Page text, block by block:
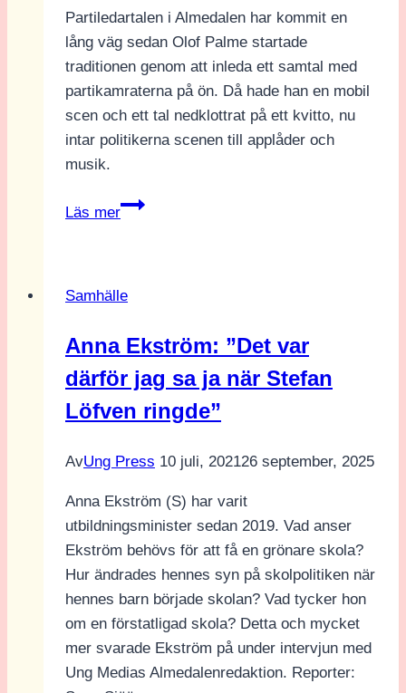
Partiledartalen i Almedalen har kommit en
lång väg sedan Olof Palme startade
traditionen genom att inleda ett samtal med
partikamraterna på ön. Då hade han en mobil
scen och ett tal nedklottrat på ett kvitto, nu
intar politikerna scenen till applåder och
musik.
Läs mer
Rankning
partiledarnas
på
låtar
Almedalen
Samhälle
Anna Ekström: ”Det var
därför jag sa ja när Stefan
Löfven ringde”
AvUng Press 10 juli, 202126 september, 2025
Anna Ekström (S) har varit
utbildningsminister sedan 2019. Vad anser
Ekström behövs för att få en grönare skola?
Hur ändrades hennes syn på skolpolitiken när
hennes barn började skolan? Vad tycker hon
om en förstatligad skola? Detta och mycket
mer svarade Ekström på under intervjun med
Ung Medias Almedalenredaktion. Reporter: